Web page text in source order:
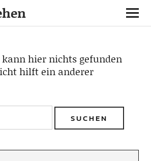
kann hier nichts gefunden
hilft ein anderer